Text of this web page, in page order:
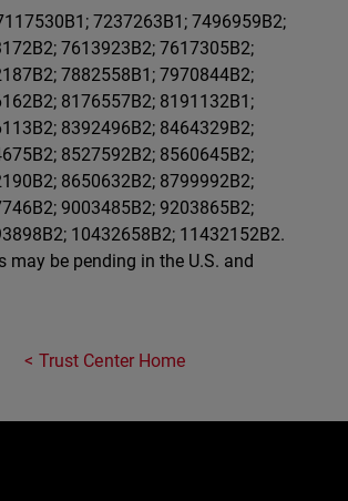
7237263B1; 7496959B2;
7613923B2; 7617305B2;
7882558B1; 7970844B2;
8176557B2; 8191132B1;
8392496B2; 8464329B2;
8527592B2; 8560645B2;
8650632B2; 8799992B2;
9003485B2; 9203865B2;
10432658B2; 11432152B2.
may be pending in the U.S. and
Trust Center Home